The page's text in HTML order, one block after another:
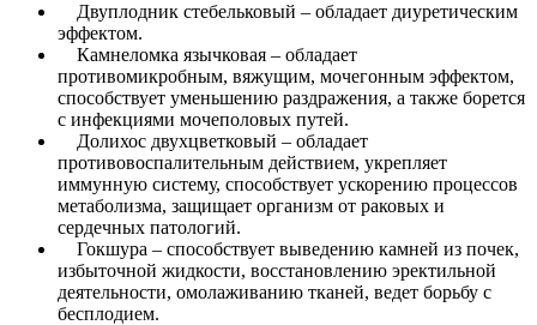
Двуплодник стебельковый – обладает диуретическим
эффектом.
Камнеломка язычковая – обладает
противомикробным, вяжущим, мочегонным эффектом,
способствует уменьшению раздражения, а также борется
с инфекциями мочеполовых путей.
Долихос двухцветковый – обладает
противовоспалительным действием, укрепляет
иммунную систему, способствует ускорению процессов
метаболизма, защищает организм от раковых и
сердечных патологий.
Гокшура – способствует выведению камней из почек,
избыточной жидкости, восстановлению эректильной
деятельности, омолаживанию тканей, ведет борьбу с
бесплодием.